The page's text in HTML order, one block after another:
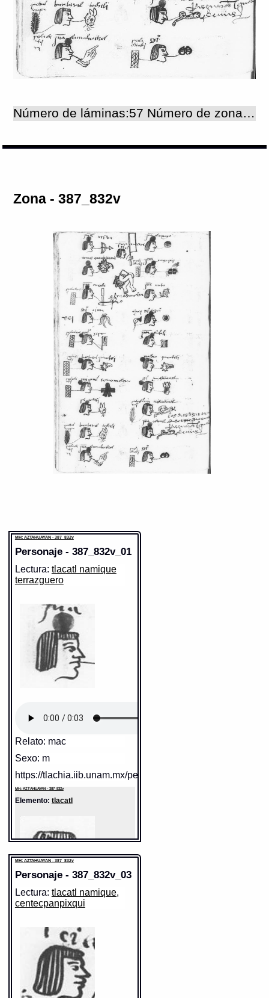
Número de láminas:57 Número de zonas:57
Zona - 387_832v
MH: AZTAHUAYAN - 387_832v
Personaje - 387_832v_01
Lectura: tlacatl namique
terrazguero
Relato: mac
Sexo: m
https://tlachia.iib.unam.mx/personaje/387_832v_01
MH: AZTAHUAYAN - 387_832v
Elemento: tlacatl
Sentido: hombre
Valor fonético: tlacatl
https://tlachia.iib.unam.mx/elemento/01.01.01
MH: AZTAHUAYAN - 387_832v
Personaje - 387_832v_03
Lectura: tlacatl namique,
centecpanpixqui